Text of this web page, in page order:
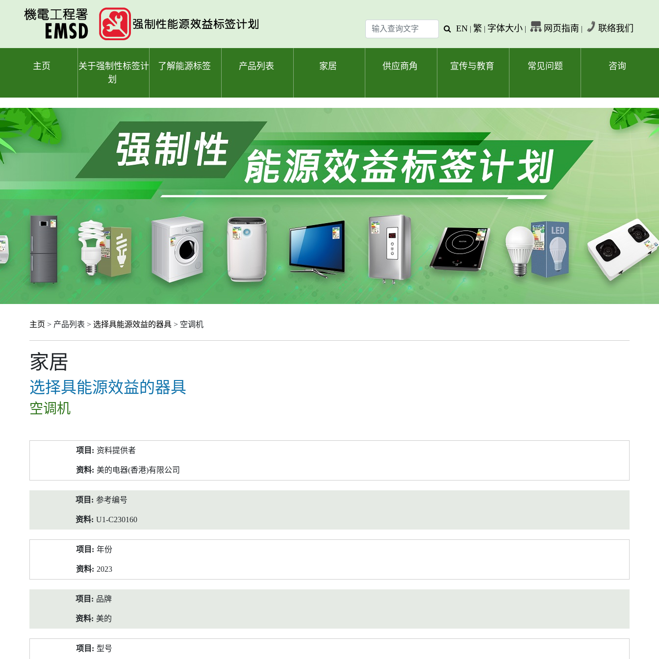
输
入
查
查
字
EN | 繁 | 字体大小 | 网页指南 | 联络我们
主页
关于强制性标签计
划
了解能源标签 产品列表 家居 供应商角 宣传与教育 常见问题 咨询
主页 > 产品列表 > 选择具能源效益的器具 > 空调机
家居
选择具能源效益的器具
空调机
料
资料提供者
美的电器(香港)有限公司
参考编号
U1-C230160
年份
2023
品牌
美的
型号